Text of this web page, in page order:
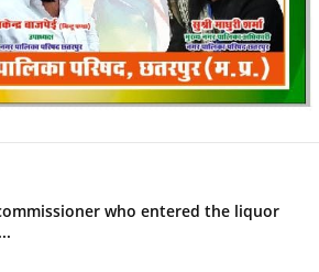
who entered the liquor